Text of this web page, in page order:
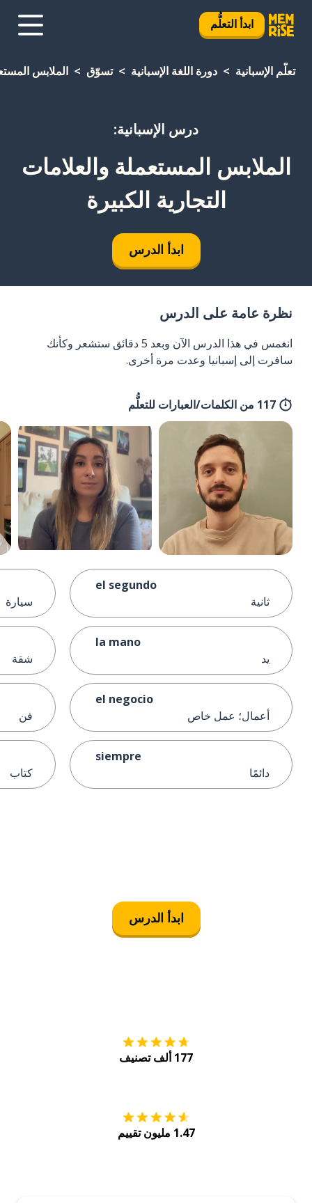
ابدأ التعلُّم
تعلَّم الإسبانية دورة اللغة الإسبانية تسوّق الملابس
درس الإسبانية:
الملابس المستعملة والعلامات
التجارية الكبيرة
ابدأ الدرس
نظرة عامة على الدرس
انغمس في هذا الدرس الآن وبعد 5 دقائق ستشعر وكأنك
سافرت إلى إسبانيا وعدت مرة أخرى.
117 من الكلمات/العبارات للتعلُّم
el segundo
ثانية
la mano
يد
el negocio
أعمال؛ عمل خاص
siempre
دائمًا
سيارة
شقة
فن
كتاب
ابدأ الدرس
177 ألف تصنيف
1.47 مليون تقييم